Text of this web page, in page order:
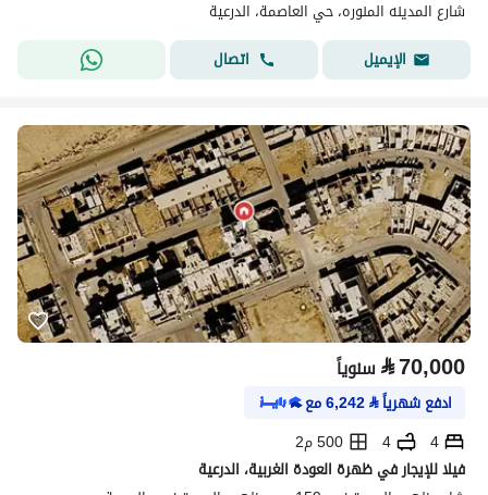
شارع المدينه المنوره، حي العاصمة، الدرعية
الإيميل
اتصال
⃁70,000 سنوياً
ادفع شهرياً⃁
6,242مع
4
4
500 م2
فيلا للإيجار في ظهرة العودة الغربية، الدرعية